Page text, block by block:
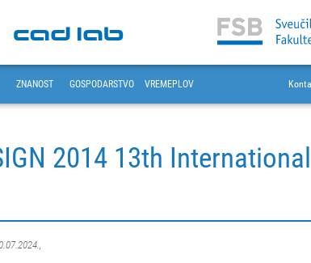
ZNANOST GOSPODARSTVO VREMEPLOV
2014 13th